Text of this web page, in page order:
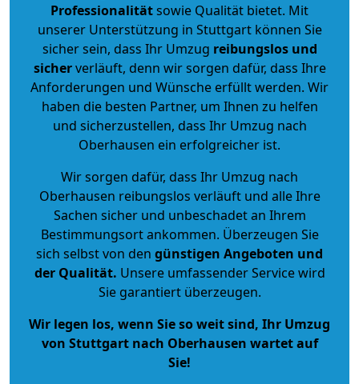
Professionalitätsowie Qualität bietet. Mit
unserer Unterstützung in Stuttgart können Sie
sicher sein, dass Ihr Umzug reibungslos und
sicherverläuft, denn wir sorgen dafür, dass Ihre
Anforderungen und Wünsche erfüllt werden. Wir
haben die besten Partner, um Ihnen zu helfen
und sicherzustellen, dass Ihr Umzug nach
Oberhausen ein erfolgreicher ist.
Wir sorgen dafür, dass Ihr Umzug nach
Oberhausen reibungslos verläuft und alle Ihre
Sachen sicher und unbeschadet an Ihrem
Bestimmungsort ankommen. Überzeugen Sie
sich selbst von den günstigen Angeboten und
der Qualität. Unsere umfassender Service wird
Sie garantiert überzeugen.
Wir legen los, wenn Sie so weit sind, Ihr Umzug
von Stuttgart nach Oberhausen wartet auf
Sie!